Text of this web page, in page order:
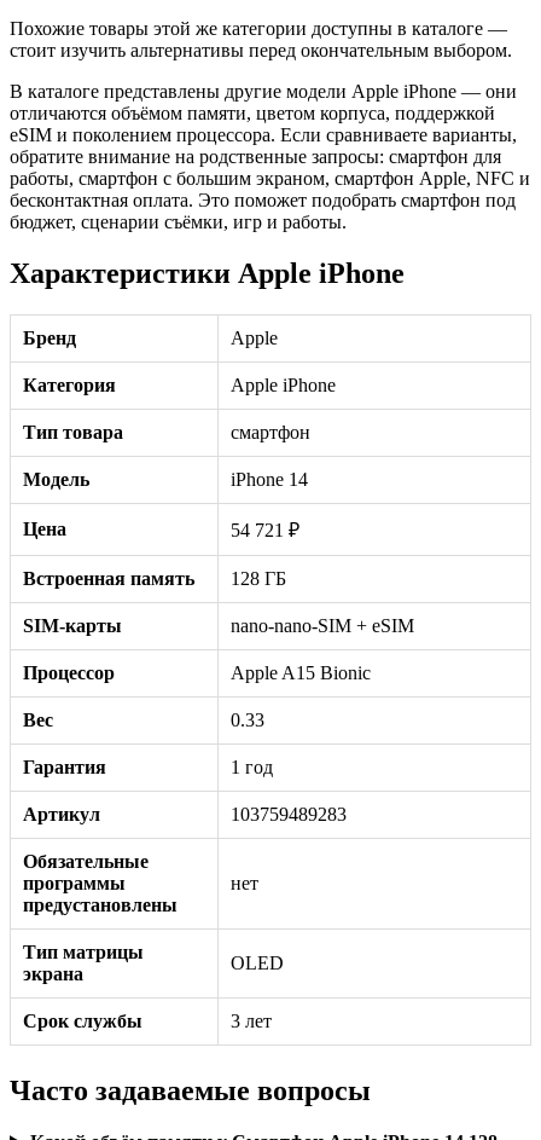
Похожие товары этой же категории доступны в каталоге —
стоит изучить альтернативы перед окончательным выбором.
В каталоге представлены другие модели Apple iPhone — они
отличаются объёмом памяти, цветом корпуса, поддержкой
eSIM и поколением процессора. Если сравниваете варианты,
обратите внимание на родственные запросы: смартфон для
работы, смартфон с большим экраном, смартфон Apple, NFC и
бесконтактная оплата. Это поможет подобрать смартфон под
бюджет, сценарии съёмки, игр и работы.
Характеристики Apple iPhone
Бренд Apple
Категория Apple iPhone
Тип товара смартфон
Модель iPhone 14
Цена 54 721 ₽
Встроенная память 128 ГБ
SIM-карты nano-nano-SIM + eSIM
Процессор Apple A15 Bionic
Вес 0.33
Гарантия 1 год
Артикул 103759489283
Обязательные
программы
предустановлены
нет
Тип матрицы
экрана
OLED
Срок службы 3 лет
Часто задаваемые вопросы